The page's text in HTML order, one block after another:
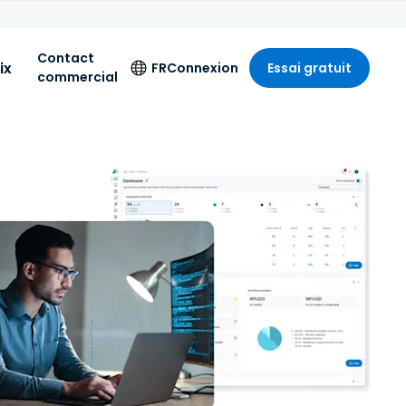
Contact
commercial
FR
English
Deutsch
Français
Italiano
Nederlands
Português
简体中文
Connexion Essai gratuit